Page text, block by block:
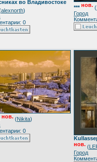
во Владивостоке
alexnorth)
0
*** нов. (
Город
нов. (Nikita)
0
нов. (
Город